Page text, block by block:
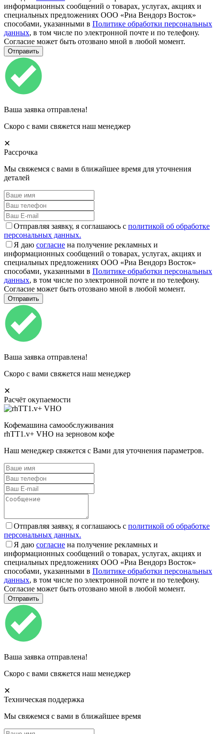
информационных сообщений о товарах, услугах, акциях и
специальных предложениях ООО «Риа Вендорз Восток»
способами, указанными в Политике обработки персональных
данных, в том числе по электронной почте и по телефону.
Согласие может быть отозвано мной в любой момент.
Ваша заявка отправлена!
Скоро с вами свяжется наш менеджер
✕
Рассрочка
Мы свяжемся с вами в ближайшее время для уточнения
деталей
Отправляя заявку, я соглашаюсь с политикой об обработке
персональных данных.
Я даю согласие на получение рекламных и
информационных сообщений о товарах, услугах, акциях и
специальных предложениях ООО «Риа Вендорз Восток»
способами, указанными в Политике обработки персональных
данных, в том числе по электронной почте и по телефону.
Согласие может быть отозвано мной в любой момент.
Ваша заявка отправлена!
Скоро с вами свяжется наш менеджер
✕
Расчёт окупаемости
Кофемашина самообслуживания
rhTT1.v+ VHO на зерновом кофе
Наш менеджер свяжется с Вами для уточнения параметров.
Отправляя заявку, я соглашаюсь с политикой об обработке
персональных данных.
Я даю согласие на получение рекламных и
информационных сообщений о товарах, услугах, акциях и
специальных предложениях ООО «Риа Вендорз Восток»
способами, указанными в Политике обработки персональных
данных, в том числе по электронной почте и по телефону.
Согласие может быть отозвано мной в любой момент.
Ваша заявка отправлена!
Скоро с вами свяжется наш менеджер
✕
Техническая поддержка
Мы свяжемся с вами в ближайшее время